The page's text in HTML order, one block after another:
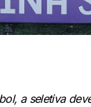
a seletiva